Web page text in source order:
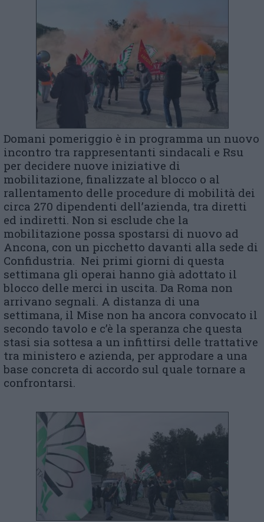
Domani pomeriggio è in programma un nuovo
incontro tra rappresentanti sindacali e Rsu
per decidere nuove iniziative di
mobilitazione, finalizzate al blocco o al
rallentamento delle procedure di mobilità dei
circa 270 dipendenti dell’azienda, tra diretti
ed indiretti. Non si esclude che la
mobilitazione possa spostarsi di nuovo ad
Ancona, con un picchetto davanti alla sede di
Confidustria. Nei primi giorni di questa
settimana gli operai hanno già adottato il
blocco delle merci in uscita. Da Roma non
arrivano segnali. A distanza di una
settimana, il Mise non ha ancora convocato il
secondo tavolo e c’è la speranza che questa
stasi sia sottesa a un infittirsi delle trattative
tra ministero e azienda, per approdare a una
base concreta di accordo sul quale tornare a
confrontarsi.